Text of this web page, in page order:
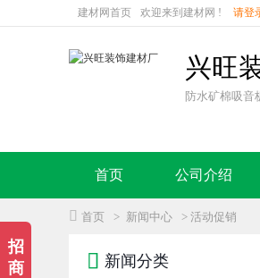
建材网首页 欢迎来到建材网 ! 请登
兴旺
防水矿棉吸音
首页 公司介绍
 首页 > 新闻中心 > 活动促销
 新闻分类
招
商